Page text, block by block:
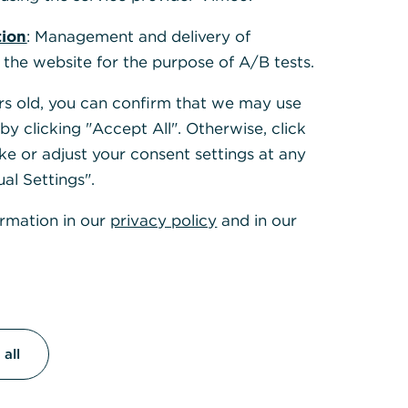
Sparer von der
Z lernen
11.05.2026 – Neue
Studie mit
smarter als ältere.
: Management and delivery of
website for the purpose of A/B tests.
old, you can confirm that we may use
clicking "Accept All". Otherwise, click
or adjust your consent settings at any
Settings".
in our privacy policy and in our
all